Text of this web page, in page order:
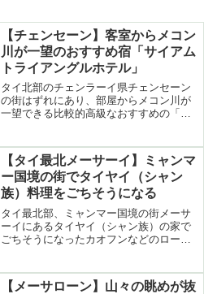
【チェンセーン】客室からメコン
川が一望のおすすめ宿「サイアム
トライアングルホテル」
タイ北部のチェンラーイ県チェンセーン
の街はずれにあり、部屋からメコン川が
一望できる比較的高級なおすすめの「サ
【タイ最北メーサーイ】ミャンマ
ー国境の街でタイヤイ（シャン
族）料理をごちそうになる
タイ最北部、ミャンマー国境の街メーサ
ーイにあるタイヤイ（シャン族）の家で
ごちそうになったカオフンなどのローカ
【メーサローン】山々の眺めが抜